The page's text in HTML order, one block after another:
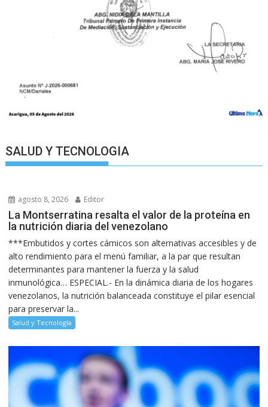
SALUD Y TECNOLOGIA
agosto 8, 2026 Editor
La Montserratina resalta el valor de la proteína en
la nutrición diaria del venezolano
***Embutidos y cortes cárnicos son alternativas accesibles y de
alto rendimiento para el menú familiar, a la par que resultan
determinantes para mantener la fuerza y la salud
inmunológica… ESPECIAL.- En la dinámica diaria de los hogares
venezolanos, la nutrición balanceada constituye el pilar esencial
para preservar la...
Salud y Tecnología